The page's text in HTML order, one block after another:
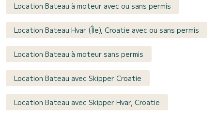
Location Bateau à moteur avec ou sans permis
Location Bateau Hvar (Île), Croatie avec ou sans permis
Location Bateau à moteur sans permis
Location Bateau avec Skipper Croatie
Location Bateau avec Skipper Hvar, Croatie